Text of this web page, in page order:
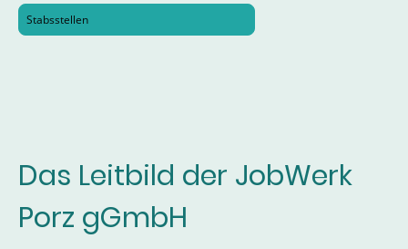
Stabsstellen
Das Leitbild der JobWerk
Porz gGmbH